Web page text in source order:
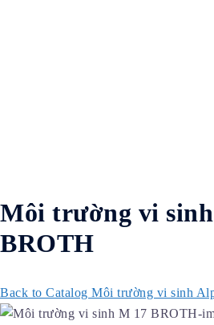
Môi trường vi
BROTH
Back to Catalog Môi trường vi sinh